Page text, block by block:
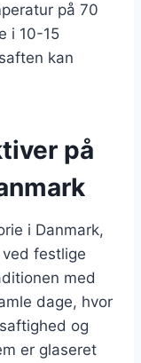
på 70
i 10-15
kan
på
i Danmark,
festlige
med
dage, hvor
og
er glaseret